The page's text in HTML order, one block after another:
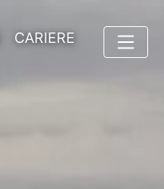
CARIERE